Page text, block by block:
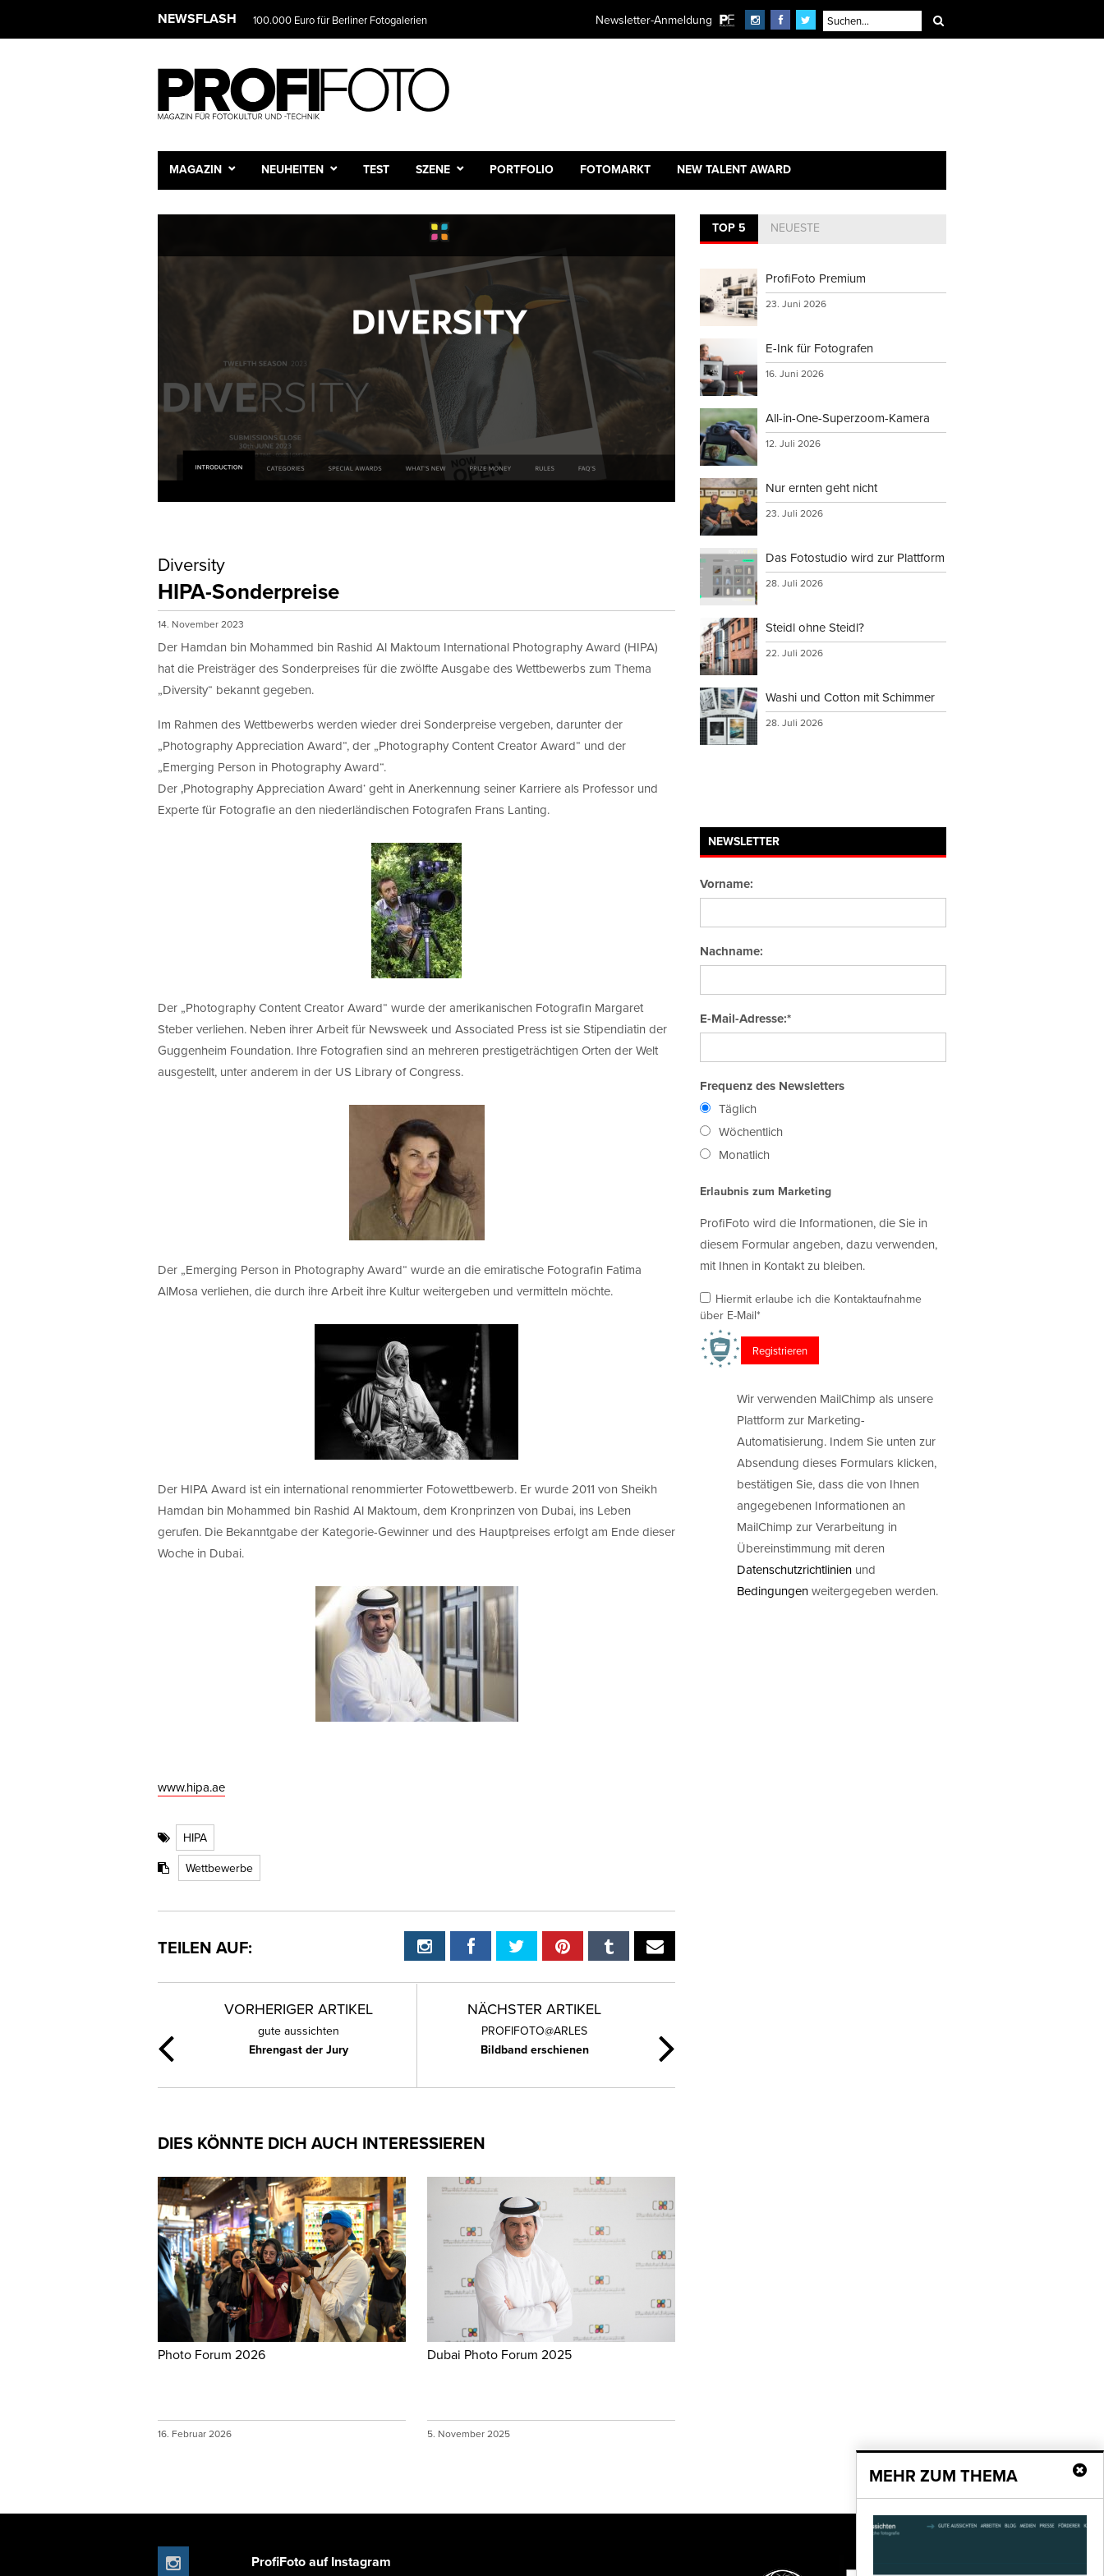
NEWSFLASH 100.000 Euro für Berliner Fotogalerien Newsletter-Anmeldung
MAGAZIN NEUHEITEN TEST SZENE PORTFOLIO FOTOMARKT NEW TALENT AWARD
Diversity
HIPA-Sonderpreise
14. November 2023
Der Hamdan bin Mohammed bin Rashid Al Maktoum International Photography Award (HIPA)
hat die Preisträger des Sonderpreises für die zwölfte Ausgabe des Wettbewerbs zum Thema
„Diversity“ bekannt gegeben.
Im Rahmen des Wettbewerbs werden wieder drei Sonderpreise vergeben, darunter der
„Photography Appreciation Award“, der „Photography Content Creator Award“ und der
„Emerging Person in Photography Award“.
Der ‚Photography Appreciation Award‘ geht in Anerkennung seiner Karriere als Professor und
Experte für Fotografie an den niederländischen Fotografen Frans Lanting.
Der „Photography Content Creator Award“ wurde der amerikanischen Fotografin Margaret
Steber verliehen. Neben ihrer Arbeit für Newsweek und Associated Press ist sie Stipendiatin der
Guggenheim Foundation. Ihre Fotografien sind an mehreren prestigeträchtigen Orten der Welt
ausgestellt, unter anderem in der US Library of Congress.
Der „Emerging Person in Photography Award“ wurde an die emiratische Fotografin Fatima
AlMosa verliehen, die durch ihre Arbeit ihre Kultur weitergeben und vermitteln möchte.
Der HIPA Award ist ein international renommierter Fotowettbewerb. Er wurde 2011 von Sheikh
Hamdan bin Mohammed bin Rashid Al Maktoum, dem Kronprinzen von Dubai, ins Leben
gerufen. Die Bekanntgabe der Kategorie-Gewinner und des Hauptpreises erfolgt am Ende dieser
Woche in Dubai.
www.hipa.ae
HIPA
Wettbewerbe
TEILEN AUF:
VORHERIGER ARTIKEL
gute aussichten
Ehrengast der Jury
NÄCHSTER ARTIKEL
PROFIFOTO@ARLES
Bildband erschienen
DIES KÖNNTE DICH AUCH INTERESSIEREN
Photo Forum 2026
16. Februar 2026
Dubai Photo Forum 2025
5. November 2025
TOP 5 NEUESTE
ProfiFoto Premium
23. Juni 2026
E-Ink für Fotografen
16. Juni 2026
All-in-One-Superzoom-Kamera
12. Juli 2026
Nur ernten geht nicht
23. Juli 2026
Das Fotostudio wird zur Plattform
28. Juli 2026
Steidl ohne Steidl?
22. Juli 2026
Washi und Cotton mit Schimmer
28. Juli 2026
NEWSLETTER
Vorname:
Nachname:
E-Mail-Adresse:*
Frequenz des Newsletters
Täglich
Wöchentlich
Monatlich
Erlaubnis zum Marketing
ProfiFoto wird die Informationen, die Sie in
diesem Formular angeben, dazu verwenden,
mit Ihnen in Kontakt zu bleiben.
Hiermit erlaube ich die Kontaktaufnahme
über E-Mail*
Wir verwenden MailChimp als unsere
Plattform zur Marketing-
Automatisierung. Indem Sie unten zur
Absendung dieses Formulars klicken,
bestätigen Sie, dass die von Ihnen
angegebenen Informationen an
MailChimp zur Verarbeitung in
Übereinstimmung mit deren
Datenschutzrichtlinien und
Bedingungenweitergegeben werden.
MEHR ZUM THEMA
ProfiFoto auf Instagram